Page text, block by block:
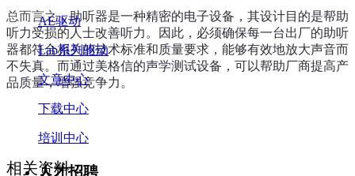
总而言之，助听器是一种精密的电子设备，其设计目的是帮助
听力受损的人士改善听力。因此，必须确保每一台出厂的助听
器都符合相关的技术标准和质量要求，能够有效地放大声音而
不失真。而通过美格信的声学测试设备，可以帮助厂商提高产
品质量，增强竞争力。
相关资料：
AE驱动
Lab系列驱动
文章中心
下载中心
培训中心
人才招聘